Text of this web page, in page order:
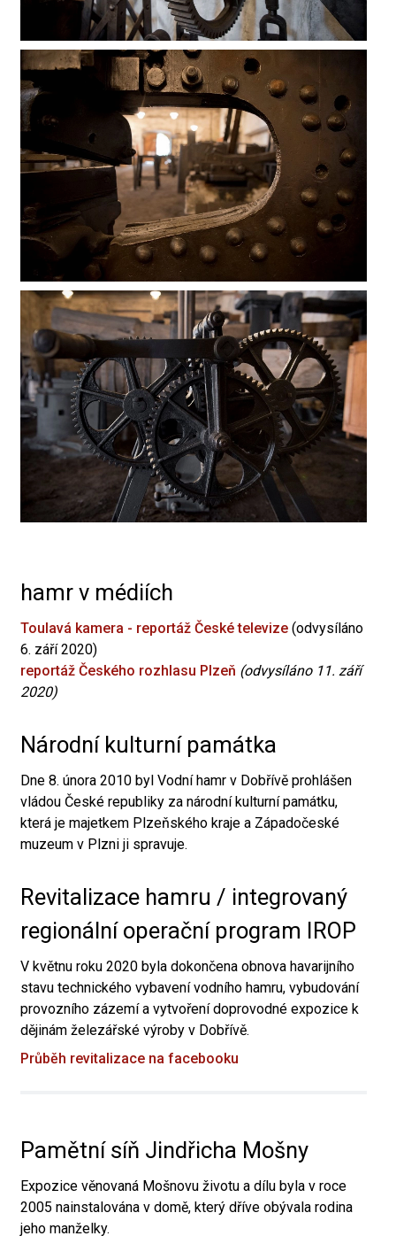
hamr v médiích
Toulavá kamera - reportáž České televize (odvysíláno
6. září 2020)
reportáž Českého rozhlasu Plzeň (odvysíláno 11. září
2020)
Národní kulturní památka
Dne 8. února 2010 byl Vodní hamr v Dobřívě prohlášen
vládou České republiky za národní kulturní památku,
která je majetkem Plzeňského kraje a Západočeské
muzeum v Plzni ji spravuje.
Revitalizace hamru / integrovaný
regionální operační program IROP
V květnu roku 2020 byla dokončena obnova havarijního
stavu technického vybavení vodního hamru, vybudování
provozního zázemí a vytvoření doprovodné expozice k
dějinám železářské výroby v Dobřívě.
Průběh revitalizace na facebooku
Pamětní síň Jindřicha Mošny
Expozice věnovaná Mošnovu životu a dílu byla v roce
2005 nainstalována v domě, který dříve obývala rodina
jeho manželky.